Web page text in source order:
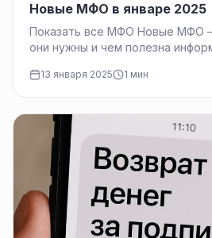
Новые МФО в январе 2025
Показать все МФО Новые МФО –
они нужны и чем полезна
13 января 2025 1 мин